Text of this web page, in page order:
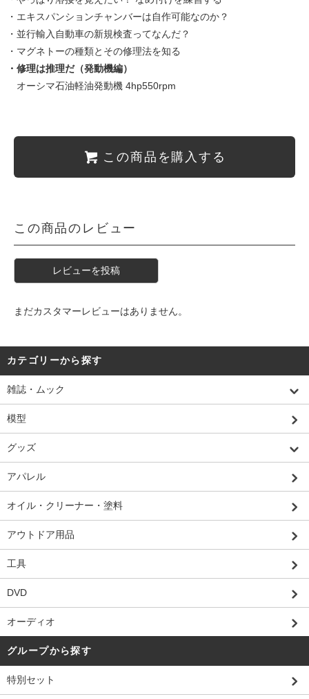
・エキスパンションチャンバーは自作可能なのか？
・並行輸入自動車の新規検査ってなんだ？
・マグネトーの種類とその修理法を知る
・修理は推理だ（発動機編）
オーシマ石油軽油発動機 4hp550rpm
この商品を購入する
この商品のレビュー
レビューを投稿
まだカスタマーレビューはありません。
カテゴリーから探す
雑誌・ムック
模型
グッズ
アパレル
オイル・クリーナー・塗料
アウトドア用品
工具
DVD
オーディオ
グループから探す
特別セット